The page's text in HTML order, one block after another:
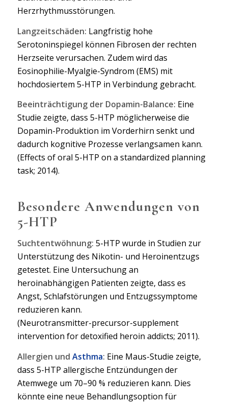
Herzrhythmusstörungen.
Langzeitschäden: Langfristig hohe
Serotoninspiegel können Fibrosen der rechten
Herzseite verursachen. Zudem wird das
Eosinophilie-Myalgie-Syndrom (EMS) mit
hochdosiertem 5-HTP in Verbindung gebracht.
Beeinträchtigung der Dopamin-Balance: Eine
Studie zeigte, dass 5-HTP möglicherweise die
Dopamin-Produktion im Vorderhirn senkt und
dadurch kognitive Prozesse verlangsamen kann.
(Effects of oral 5-HTP on a standardized planning
task; 2014).
Besondere Anwendungen von
5-HTP
Suchtentwöhnung: 5-HTP wurde in Studien zur
Unterstützung des Nikotin- und Heroinentzugs
getestet. Eine Untersuchung an
heroinabhängigen Patienten zeigte, dass es
Angst, Schlafstörungen und Entzugssymptome
reduzieren kann.
(Neurotransmitter-precursor-supplement
intervention for detoxified heroin addicts; 2011).
Allergien und Asthma: Eine Maus-Studie zeigte,
dass 5-HTP allergische Entzündungen der
Atemwege um 70–90 % reduzieren kann. Dies
könnte eine neue Behandlungsoption für